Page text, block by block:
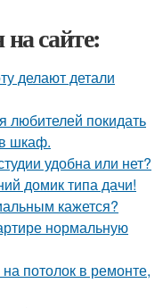
сайте:
делают детали
любителей покидать
шкаф.
удобна или нет?
домик типа дачи!
кажется?
нормальную
потолок в ремонте,